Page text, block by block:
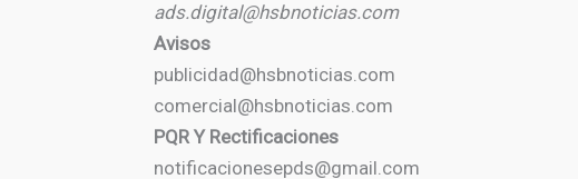
ads.digital@hsbnoticias.com
Avisos
publicidad@hsbnoticias.com
comercial@hsbnoticias.com
PQR Y Rectificaciones
notificacionesepds@gmail.com